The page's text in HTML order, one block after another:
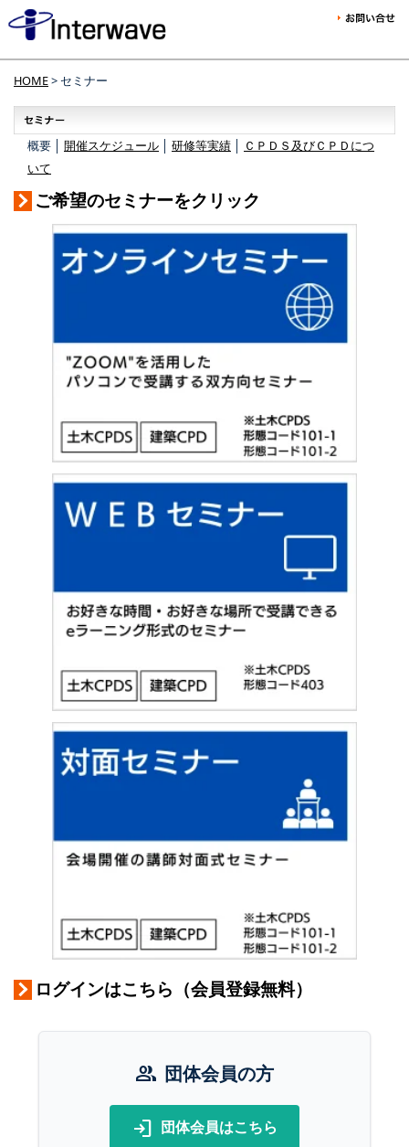
HOME> セミナー
概要 │ 開催スケジュール 研修等実績
ＣＰＤＳ及びＣＰＤにつ
いて
ご希望のセミナーをクリック
ログインはこちら（会員登録無料）
group 団体会員の方
login 団体会員はこちら